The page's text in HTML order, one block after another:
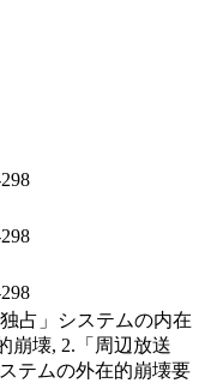
占」システムの内在
崩壊, 2.「周辺放送
テムの外在的崩壊要